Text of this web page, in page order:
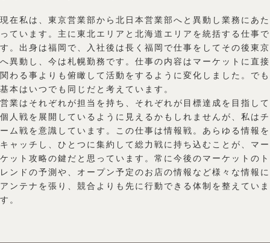
現在私は、東京営業部から北日本営業部へと異動し業務にあた
っています。主に東北エリアと北海道エリアを統括する仕事で
す。出身は福岡で、入社後は長く福岡で仕事をしてその後東京
へ異動し、今は札幌勤務です。仕事の内容はマーケットに直接
関わる事よりも俯瞰して活動をするように変化しました。でも
基本はいつでも同じだと考えています。
営業はそれぞれが担当を持ち、それぞれが目標達成を目指して
個人戦を展開しているように見えるかもしれませんが、私はチ
ーム戦を意識しています。この仕事は情報戦。あらゆる情報を
キャッチし、ひとつに集約して総力戦に持ち込むことが、マー
ケット攻略の鍵だと思っています。常に今後のマーケットのト
レンドの予測や、オープン予定のお店の情報など様々な情報に
アンテナを張り、競合よりも先に行動できる体制を整えていま
す。